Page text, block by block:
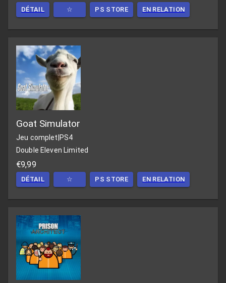
DÉTAIL ☆ PS STORE EN RELATION
Goat Simulator
Jeu complet PS4
Double Eleven Limited
€9,99
DÉTAIL ☆ PS STORE EN RELATION